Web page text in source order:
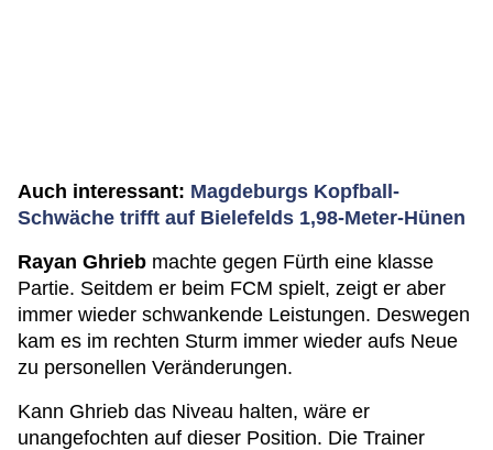
Auch interessant: Magdeburgs Kopfball-
Schwäche trifft auf Bielefelds 1,98-Meter-Hünen
Rayan Ghrieb machte gegen Fürth eine klasse
Partie. Seitdem er beim FCM spielt, zeigt er aber
immer wieder schwankende Leistungen. Deswegen
kam es im rechten Sturm immer wieder aufs Neue
zu personellen Veränderungen.
Kann Ghrieb das Niveau halten, wäre er
unangefochten auf dieser Position. Die Trainer